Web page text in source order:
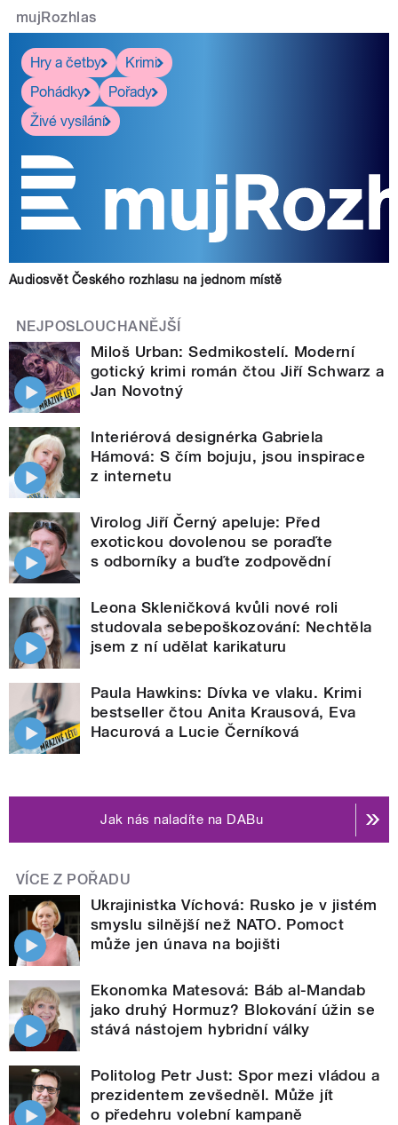
mujRozhlas
Hry a četby
Krimi
Pohádky
Pořady
Živé vysílání
Audiosvět Českého rozhlasu na jednom místě
NEJPOSLOUCHANĚJŠÍ
Miloš Urban: Sedmikostelí. Moderní
gotický krimi román čtou Jiří Schwarz a
Jan Novotný
Interiérová designérka Gabriela
Hámová: S čím bojuju, jsou inspirace
z internetu
Virolog Jiří Černý apeluje: Před
exotickou dovolenou se poraďte
s odborníky a buďte zodpovědní
Leona Skleničková kvůli nové roli
studovala sebepoškozování: Nechtěla
jsem z ní udělat karikaturu
Paula Hawkins: Dívka ve vlaku. Krimi
bestseller čtou Anita Krausová, Eva
Hacurová a Lucie Černíková
Jak nás naladíte na DABu
VÍCE Z POŘADU
Ukrajinistka Víchová: Rusko je v jistém
smyslu silnější než NATO. Pomoct
může jen únava na bojišti
Ekonomka Matesová: Báb al-Mandab
jako druhý Hormuz? Blokování úžin se
stává nástojem hybridní války
Politolog Petr Just: Spor mezi vládou a
prezidentem zevšedněl. Může jít
o předehru volební kampaně